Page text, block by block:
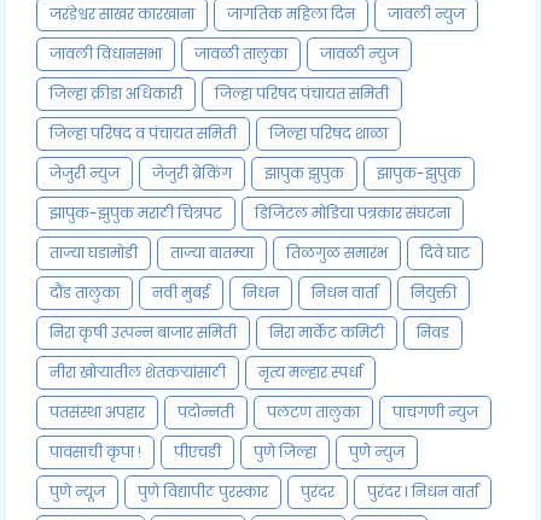
जरंडेश्वर साखर कारखाना
जागतिक महिला दिन
जावली न्युज
जावली विधानसभा
जावळी तालुका
जावळी न्युज
जिल्हा क्रीडा अधिकारी
जिल्हा परिषद पंचायत समिती
जिल्हा परिषद व पंचायत समिती
जिल्हा परिषद शाळा
जेजुरी न्युज
जेजुरी ब्रेकिंग झापुक झुपुक
झापुक-झुपुक
झापुक-झुपुक मराठी चित्रपट
डिजिटल मोडिया पत्रकार संघटना
ताज्या घडामोडी
ताज्या बातम्या तिळगुळ समारंभ
दिवे घाट
दौंड तालुका
नवी मुंबई निधन निधन वार्ता
नियुक्ती
निरा कृषी उत्पन्न बाजार समिती
निरा मार्केट कमिटी
निवड
नीरा खोऱ्यातील शेतकऱ्यांसाठी
नृत्य मल्हार स्पर्धा
पतसंस्था अपहार
पदोन्नती पलटण तालुका
पाचगणी न्युज
पावसाची कृपा !
पीएचडी पुणे जिल्हा
पुणे न्युज
पुणे न्यूज
पुणे विद्यापीठ पुरस्कार पुरंदर
पुरंदर l निधन वार्ता